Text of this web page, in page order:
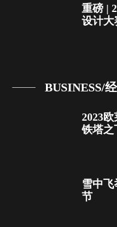
重磅 |
设计大
BUSINESS/
2023
铁塔之
雪中飞
节